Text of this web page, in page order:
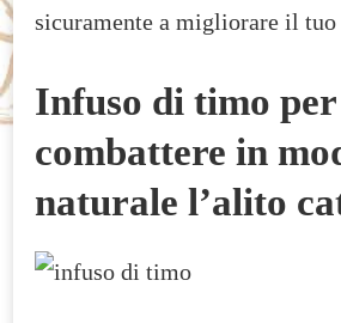
sicuramente a migliorare il
Infuso di timo per
combattere in
naturale l’alito